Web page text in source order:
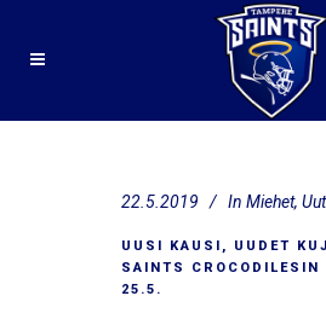
22.5.2019 In Miehet,
UUSI KAUSI, UUDET
SAINTS CROCODILESIN
25.5.